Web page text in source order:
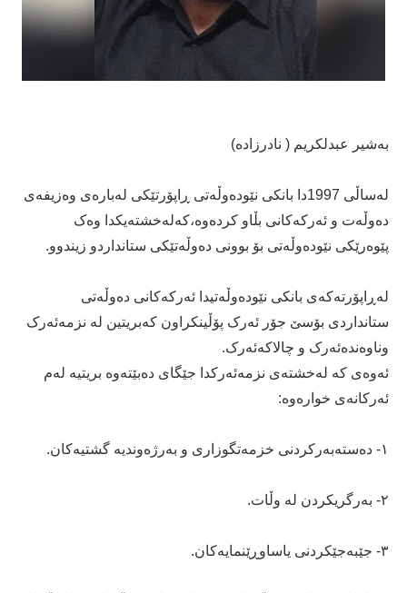
بەشیر عبدلكریم ( نادرزادە)
لەساڵی 1997دا بانکی نێودەوڵەتی ڕاپۆرتێکی لەبارەی وەزیفەی
دەوڵەت و ئەرکەکانی بڵاو کردەوە،کەلەخشتەیکدا وەک
پێوەرێکی نێودەوڵەتی بۆ بوونی دەوڵەتێکی ستانداردو زیندوو.
لەڕاپۆرتەکەی بانکی نێودەوڵەتیدا ئەرکەکانی دەوڵەتی
ستانداردی بۆسێ جۆر ئەرک پۆڵینکراون کەبریتین لە نزمەئەرک
وناوەندەئەرک و چالاکەئەرک.
ئەوەی کە لەخشتەی نزمەئەرکدا جێگای دەبێتەوە بریتیە لەم
ئەرکانەی خوارەوە:
١- دەستەبەرکردنی خزمەتگوزاری و بەرژەوندیە گشتیەکان.
٢- بەرگریکردن لە وڵات.
٣- جێبەجێکردنی یاساوڕێنمایەکان.